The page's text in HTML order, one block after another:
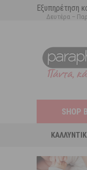
Εξυπηρέτηση
Δευτέρα –
SHOP